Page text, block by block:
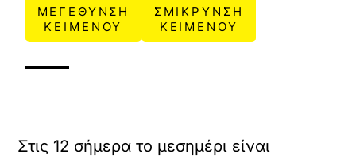
ΜΕΓΕΘΥΝΣΗ
ΚΕΙΜΕΝΟΥ
ΣΜΙΚΡΥΝΣΗ
ΚΕΙΜΕΝΟΥ
Στις 12 σήμερα το μεσημέρι είναι